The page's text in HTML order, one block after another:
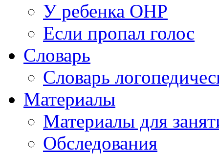
У ребенка ОНР
Если пропал голос
Словарь
Словарь
Материалы
Материалы для
Обследования